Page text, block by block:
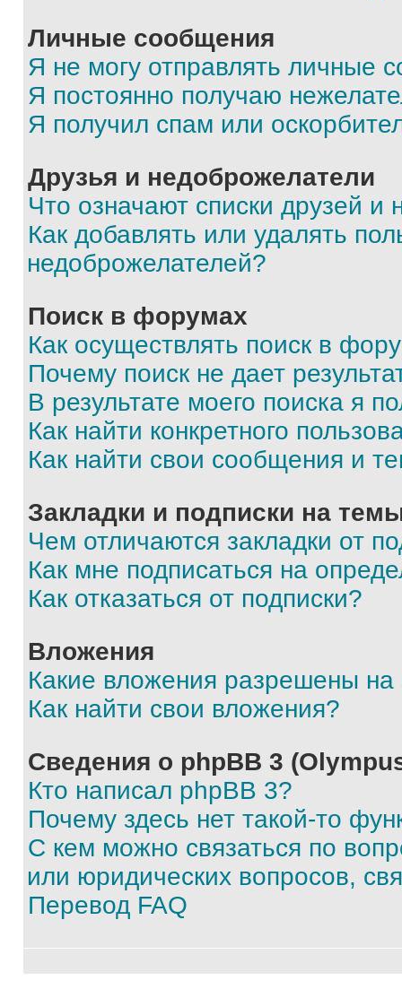
Личные сообщения
Я не могу отправлять личные
Я постоянно получаю
Я получил спам или
Друзья и недоброжелатели
Что означают списки друзей и
Как добавлять или удалять
недоброжелателей?
Поиск в форумах
Как осуществлять поиск в
Почему поиск не дает
В результате моего поиска я
Как найти конкретного
Как найти свои сообщения и
Закладки и подписки на
Чем отличаются закладки от
Как мне подписаться на
Как отказаться от подписки?
Вложения
Какие вложения разрешены
Как найти свои вложения?
Сведения о phpBB 3
Кто написал phpBB 3?
Почему здесь нет такой-то
С кем можно связаться по
или юридических вопросов,
Перевод FAQ